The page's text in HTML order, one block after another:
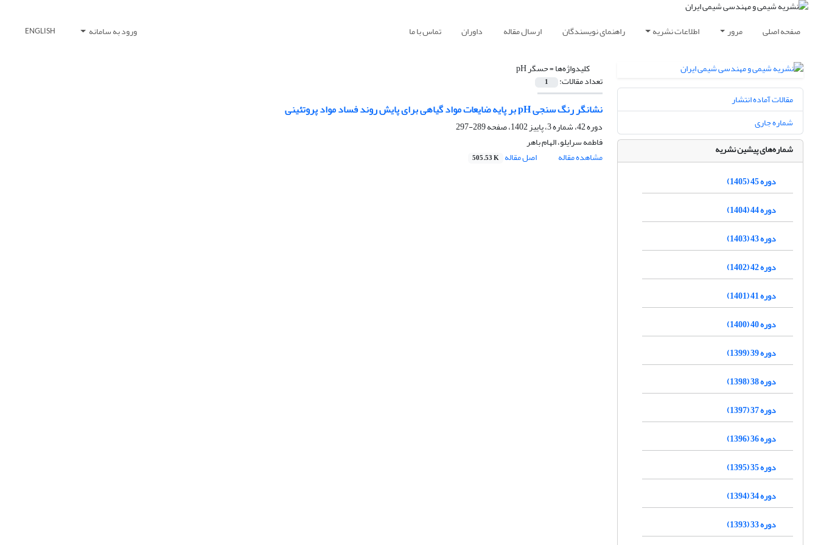
صفحه اصلی مرور اطلاعات نشریه راهنمای نویسندگان ارسال مقاله داوران تماس با ما ورود به سامانه ENGLISH
کلیدواژه‌ها =حسگر pH
تعداد مقالات: 1
نشانگر رنگ سنجی pH بر پایه ضایعات مواد گیاهی برای پایش روند فساد مواد پروتئینی
دوره 42، شماره 3، پاییز 1402، صفحه
289-297
فاطمه سرایلو، الهام باهر
مشاهده مقاله
اصل مقاله 505.53 K
مقالات آماده انتشار
شماره جاری
شماره‌های پیشین نشریه
دوره 45 (1405)
دوره 44 (1404)
دوره 43 (1403)
دوره 42 (1402)
دوره 41 (1401)
دوره 40 (1400)
دوره 39 (1399)
دوره 38 (1398)
دوره 37 (1397)
دوره 36 (1396)
دوره 35 (1395)
دوره 34 (1394)
دوره 33 (1393)